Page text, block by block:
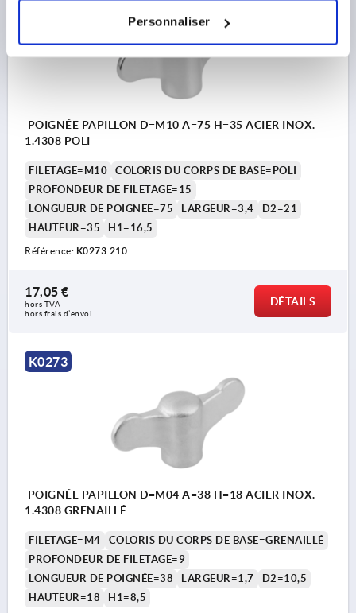
Personnaliser
POIGNÉE PAPILLON D=M10 A=75 H=35 ACIER INOX.
1.4308 POLI
FILETAGE=M10
COLORIS DU CORPS DE BASE=POLI
PROFONDEUR DE FILETAGE=15
LONGUEUR DE POIGNÉE=75
LARGEUR=3,4
D2=21
HAUTEUR=35
H1=16,5
Référence: K0273.210
17,05 €
hors TVA
hors frais d’envoi
DÉTAILS
K0273
POIGNÉE PAPILLON D=M04 A=38 H=18 ACIER INOX.
1.4308 GRENAILLÉ
FILETAGE=M4
COLORIS DU CORPS DE BASE=GRENAILLÉ
PROFONDEUR DE FILETAGE=9
LONGUEUR DE POIGNÉE=38
LARGEUR=1,7
D2=10,5
HAUTEUR=18
H1=8,5